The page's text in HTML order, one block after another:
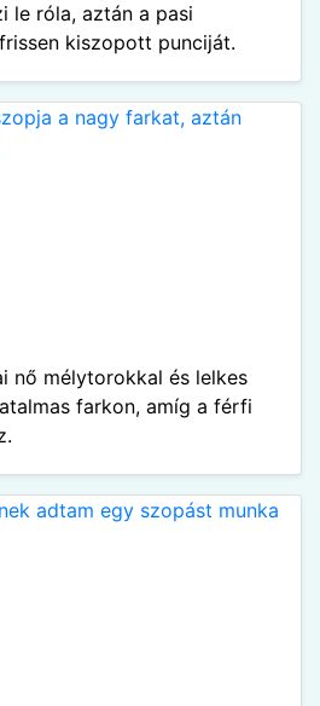
le róla, aztán a pasi
kiszopott punciját.
nő mélytorokkal és lelkes
farkon, amíg a férfi